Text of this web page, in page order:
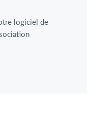
logiciel de